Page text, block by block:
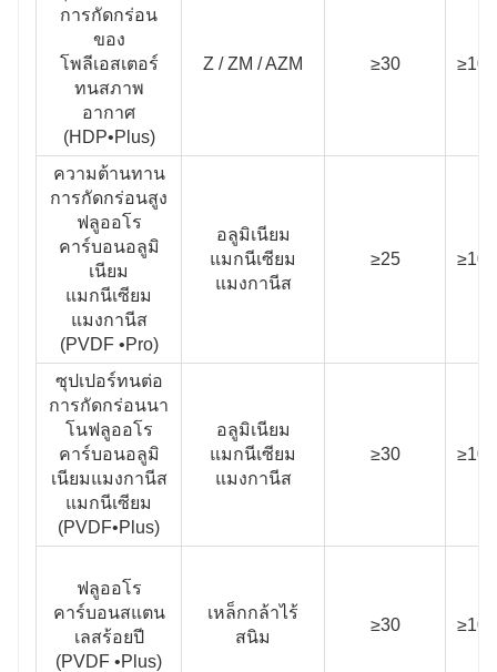
การกัดกร่อน
ของ
โพลีเอสเตอร์
ทนสภาพ
อากาศ
(HDP•Plus)
Z / ZM / AZM ≥30
ความต้านทาน
การกัดกร่อนสูง
ฟลูออโร
คาร์บอนอลูมิ
เนียม
แมกนีเซียม
แมงกานีส
(PVDF •Pro)
อลูมิเนียม
แมกนีเซียม
แมงกานีส
≥25
ซุปเปอร์ทนต่อ
การกัดกร่อนนา
โนฟลูออโร
คาร์บอนอลูมิ
เนียมแมงกานีส
แมกนีเซียม
(PVDF•Plus)
อลูมิเนียม
แมกนีเซียม
แมงกานีส
≥30
ฟลูออโร
คาร์บอนสแตน
เลสร้อยปี
(PVDF •Plus)
เหล็กกล้าไร้
สนิม
≥30